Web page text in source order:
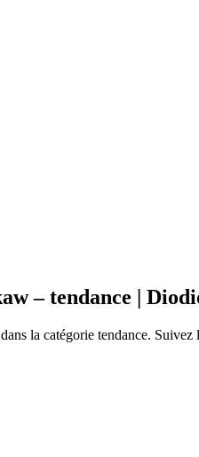
– tendance |
la catégorie tendance.